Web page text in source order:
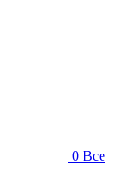
0 Все